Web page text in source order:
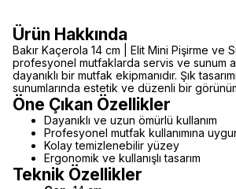
Ürün Hakkında
Bakır Kaçerola 14 cm | Elit Mini Pişirme ve
profesyonel mutfaklarda servis ve sunum
dayanıklı bir mutfak ekipmanıdır. Şık
sunumlarında estetik ve düzenli bir
Öne Çıkan Özellikler
Dayanıklı ve uzun ömürlü kullanım
Profesyonel mutfak kullanımına
Kolay temizlenebilir yüzey
Ergonomik ve kullanışlı tasarım
Teknik Özellikler